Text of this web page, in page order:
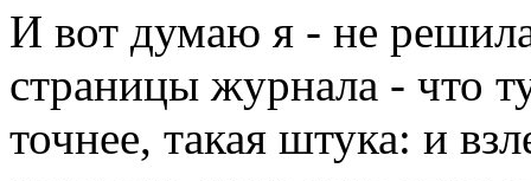
И вот думаю я - не
страницы журнала - что
точнее, такая штука: и